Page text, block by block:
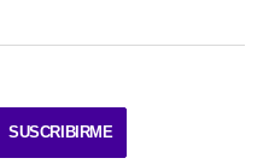
SUSCRIBIRME